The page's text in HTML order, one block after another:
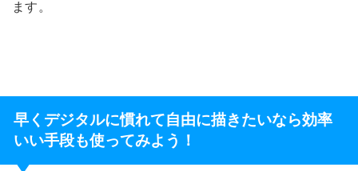
ます。
早くデジタルに慣れて自由に描きたいなら効率
いい手段も使ってみよう！